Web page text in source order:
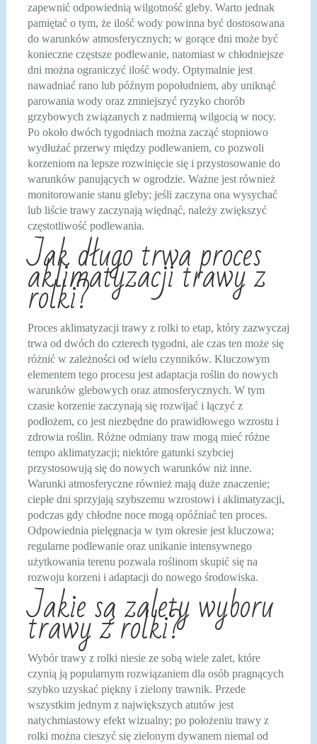
zapewnić odpowiednią wilgotność gleby. Warto jednak
pamiętać o tym, że ilość wody powinna być dostosowana
do warunków atmosferycznych; w gorące dni może być
konieczne częstsze podlewanie, natomiast w chłodniejsze
dni można ograniczyć ilość wody. Optymalnie jest
nawadniać rano lub późnym popołudniem, aby uniknąć
parowania wody oraz zmniejszyć ryzyko chorób
grzybowych związanych z nadmierną wilgocią w nocy.
Po około dwóch tygodniach można zacząć stopniowo
wydłużać przerwy między podlewaniem, co pozwoli
korzeniom na lepsze rozwinięcie się i przystosowanie do
warunków panujących w ogrodzie. Ważne jest również
monitorowanie stanu gleby; jeśli zaczyna ona wysychać
lub liście trawy zaczynają więdnąć, należy zwiększyć
częstotliwość podlewania.
Jak długo trwa proces
aklimatyzacji trawy z
rolki?
Proces aklimatyzacji trawy z rolki to etap, który zazwyczaj
trwa od dwóch do czterech tygodni, ale czas ten może się
różnić w zależności od wielu czynników. Kluczowym
elementem tego procesu jest adaptacja roślin do nowych
warunków glebowych oraz atmosferycznych. W tym
czasie korzenie zaczynają się rozwijać i łączyć z
podłożem, co jest niezbędne do prawidłowego wzrostu i
zdrowia roślin. Różne odmiany traw mogą mieć różne
tempo aklimatyzacji; niektóre gatunki szybciej
przystosowują się do nowych warunków niż inne.
Warunki atmosferyczne również mają duże znaczenie;
ciepłe dni sprzyjają szybszemu wzrostowi i aklimatyzacji,
podczas gdy chłodne noce mogą opóźniać ten proces.
Odpowiednia pielęgnacja w tym okresie jest kluczowa;
regularne podlewanie oraz unikanie intensywnego
użytkowania terenu pozwala roślinom skupić się na
rozwoju korzeni i adaptacji do nowego środowiska.
Jakie są zalety wyboru
trawy z rolki?
Wybór trawy z rolki niesie ze sobą wiele zalet, które
czynią ją popularnym rozwiązaniem dla osób pragnących
szybko uzyskać piękny i zielony trawnik. Przede
wszystkim jednym z największych atutów jest
natychmiastowy efekt wizualny; po położeniu trawy z
rolki można cieszyć się zielonym dywanem niemal od